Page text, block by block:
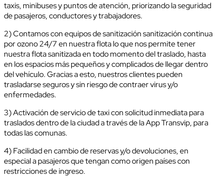
taxis, minibuses y puntos de atención, priorizando la seguridad
de pasajeros, conductores y trabajadores.
2) Contamos con equipos de sanitización sanitización continua
por ozono 24/7 en nuestra flota lo que nos permite tener
nuestra flota sanitizada en todo momento del traslado, hasta
en los espacios más pequeños y complicados de llegar dentro
del vehículo. Gracias a esto, nuestros clientes pueden
trasladarse seguros y sin riesgo de contraer virus y/o
enfermedades.
3) Activación de servicio de taxi con solicitud inmediata para
traslados dentro de la ciudad a través de la App Transvip, para
todas las comunas.
4) Facilidad en cambio de reservas y/o devoluciones, en
especial a pasajeros que tengan como origen países con
restricciones de ingreso.